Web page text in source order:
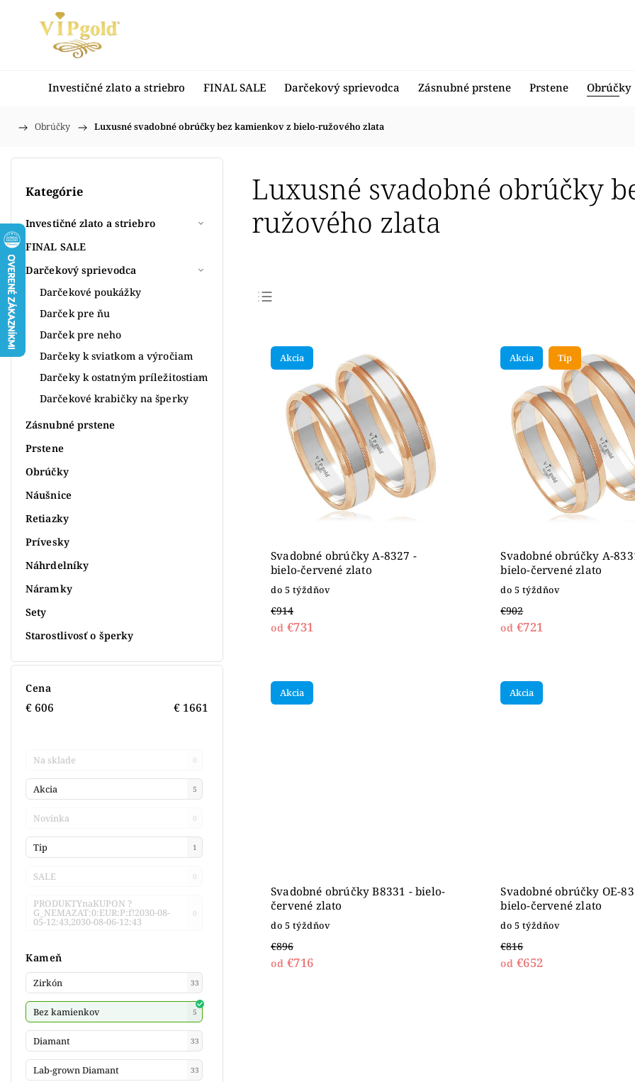
Investičné zlato a striebro FINAL SALE Darčekový sprievodca Zásnubné prstene Prstene Obrúčky
Domov
/ Obrúčky / Luxusné svadobné obrúčky bez kamienkov z bielo-ružového zlata
Kategórie
Investičné zlato a striebro
FINAL SALE
Darčekový sprievodca
Darčekové poukážky
Darček pre ňu
Darček pre neho
Darčeky k sviatkom a výročiam
Darčeky k ostatným príležitostiam
Darčekové krabičky na šperky
Zásnubné prstene
Prstene
Obrúčky
Náušnice
Retiazky
Prívesky
Náhrdelníky
Náramky
Sety
Starostlivosť o šperky
Cena
€606 € 1661
Na sklade 0
Akcia 5
Novinka 0
Tip 1
SALE 0
PRODUKTYnaKUPON ?
G_NEMAZAT:0:EUR:P:f!2030-08-
05-12:43,2030-08-06-12:43
0
Kameň
Zirkón 33
Bez kamienkov 5
Diamant 33
Lab-grown Diamant 33
Luxusné svadobné obrúčky
ružového zlata
Najlacnejšie
Najdrahšie
Abecedne
Akcia
Svadobné obrúčky A-8327 -
bielo-červené zlato
do 5 týždňov
€914
od €731
Akcia Tip
Svadobné obrúčky A-
bielo-červené zlato
do 5 týždňov
€902
od €721
Akcia
Svadobné obrúčky B8331 - bielo-
červené zlato
do 5 týždňov
€896
od €716
Akcia
Svadobné obrúčky OE-
bielo-červené zlato
do 5 týždňov
€816
od €652